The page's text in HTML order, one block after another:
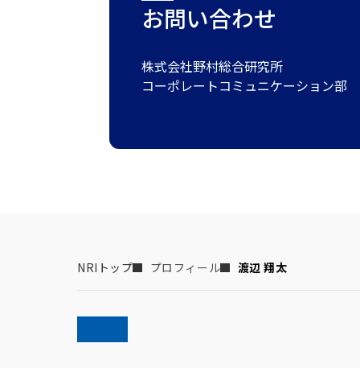
お問い合わせ
株式会社野村総合研究所
コーポレートコミュニケーション部
NRIトップ プロフィール 渡辺 翔太